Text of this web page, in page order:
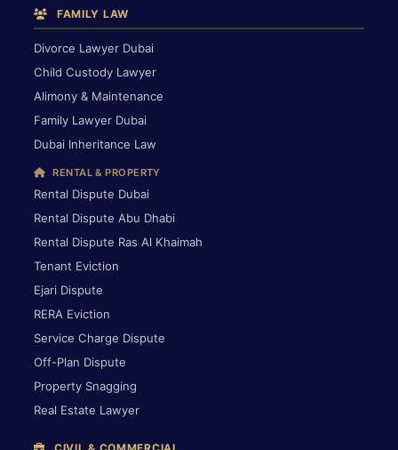
FAMILY LAW
Divorce Lawyer Dubai
Child Custody Lawyer
Alimony & Maintenance
Family Lawyer Dubai
Dubai Inheritance Law
RENTAL & PROPERTY
Rental Dispute Dubai
Rental Dispute Abu Dhabi
Rental Dispute Ras Al Khaimah
Tenant Eviction
Ejari Dispute
RERA Eviction
Service Charge Dispute
Off-Plan Dispute
Property Snagging
Real Estate Lawyer